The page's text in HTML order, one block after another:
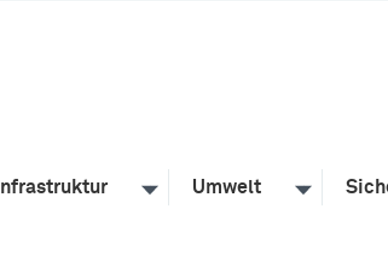
Infrastruktur Umwelt